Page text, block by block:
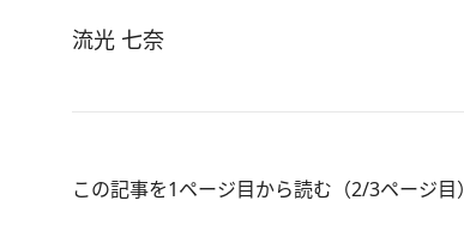
流光 七奈
この記事を1ページ目から読む（2/3ページ目）